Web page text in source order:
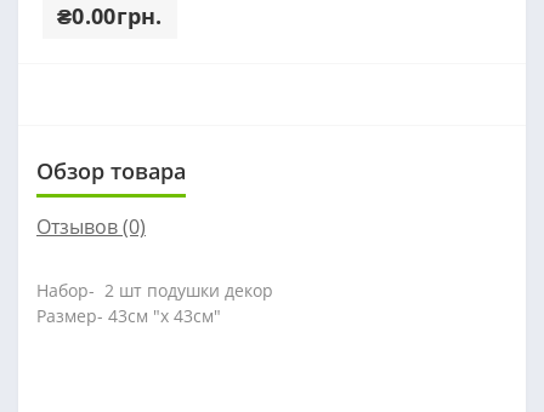
₴0.00грн.
Обзор товара
Отзывов (0)
Набор- 2 шт подушки декор
Размер- 43см "х 43см"